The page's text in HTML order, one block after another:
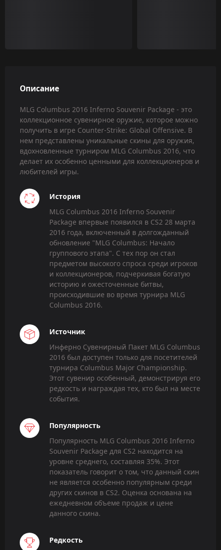
Описание
MLG Columbus 2016 Inferno Souvenir Package - это
коллекционное сувенирное оружие, которое можно
получить в игре Counter-Strike: Global Offensive. В
нем представлены уникальные скины для оружия,
вдохновленные турниром MLG Columbus 2016, что
делает их особенно ценными для коллекционеров и
любителей игры.
История
MLG Columbus 2016 Inferno Souvenir
Package впервые появился в CS2 28 марта
2016 года, включенный в долгожданный
обновление "MLG Columbus: Начало
группового этапа". С тех пор он стал
предметом высокого спроса среди игроков
и коллекционеров, подчеркивая богатую
историю и ожесточенные битвы,
происходившие во время турнира MLG
Columbus 2016.
Источник
Инферно Сувенирный Пакет MLG Columbus
2016 был доступен только для посетителей
турнира Columbus Major Championship.
Этот сувенир особенный, демонстрируя его
редкость и награждая тех, кто был на месте
события.
Популярность
Популярность MLG Columbus 2016 Inferno
Souvenir Package для CS2 находится на
уровне среднего, составляя 35%. Этот
показатель говорит о том, что данный скин
не является особенно популярным среди
других скинов в CS2. Оценка основана на
ежедневном объеме продаж и цене
данного скина.
Редкость